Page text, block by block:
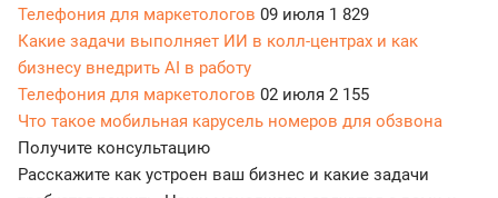
Телефония для маркетологов 09 июля 1 829
Какие задачи выполняет ИИ в колл-центрах и как
бизнесу внедрить AI в работу
Телефония для маркетологов 02 июля 2 155
Что такое мобильная карусель номеров для обзвона
Получите консультацию
Расскажите как устроен ваш бизнес и какие задачи